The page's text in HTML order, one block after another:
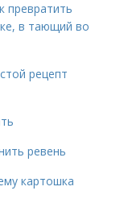
превратить
в тающий во
рецепт
ревень
картошка